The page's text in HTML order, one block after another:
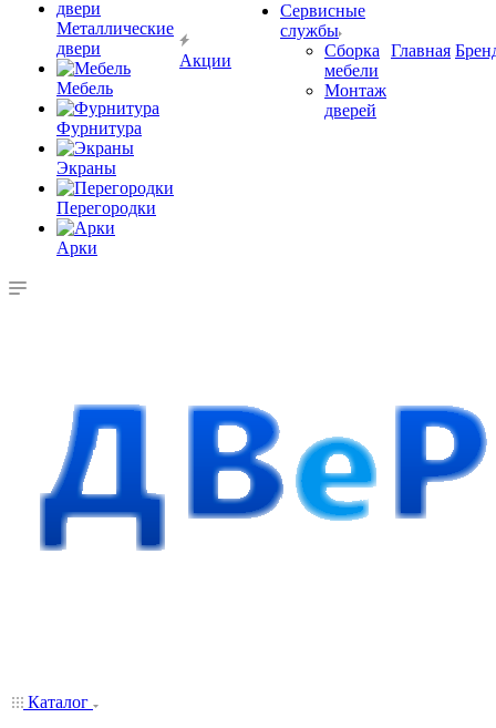
Металлические
двери
Мебель
Фурнитура
Экраны
Перегородки
Арки
Акции
Сервисные
службы
Сборка
мебели
Монтаж
дверей
Главная
Каталог